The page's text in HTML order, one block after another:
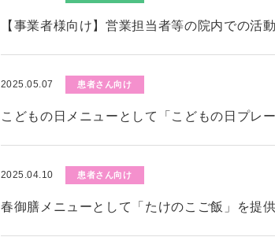
【事業者様向け】営業担当者等の院内での活
2025.05.07 患者さん向け
こどもの日メニューとして「こどもの日プレ
2025.04.10 患者さん向け
春御膳メニューとして「たけのこご飯」を提